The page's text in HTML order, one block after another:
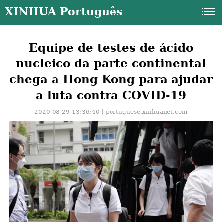
XINHUA Português
Equipe de testes de ácido
nucleico da parte continental
chega a Hong Kong para ajudar
a luta contra COVID-19
2020-08-29 13:36:40丨portuguese.xinhuanet.com